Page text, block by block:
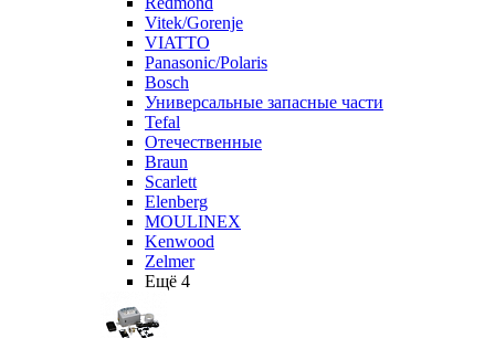
Vitek/Gorenje
VIATTO
Panasonic/Polaris
Bosch
Универсальные запасные части
Tefal
Отечественные
Braun
Scarlett
Elenberg
MOULINEX
Kenwood
Zelmer
Ещё 4